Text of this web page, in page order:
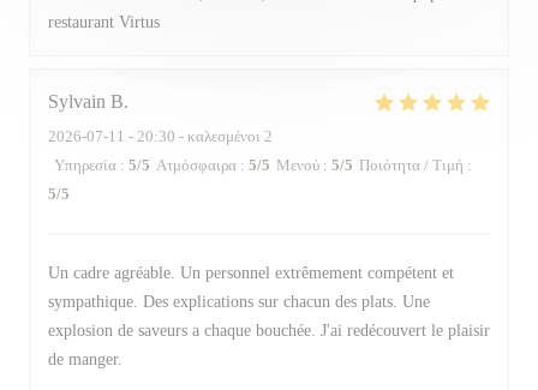
restaurant Virtus
Sylvain B
2026-07-11 - 20:30 - καλεσμένοι 2
Υπηρεσία : 5/5 Ατμόσφαιρα : 5/5 Μενού : 5/5 Ποιότητα / Τιμή :
5/5
Un cadre agréable. Un personnel extrêmement compétent et
sympathique. Des explications sur chacun des plats. Une
explosion de saveurs a chaque bouchée. J'ai redécouvert le plaisir
de manger.